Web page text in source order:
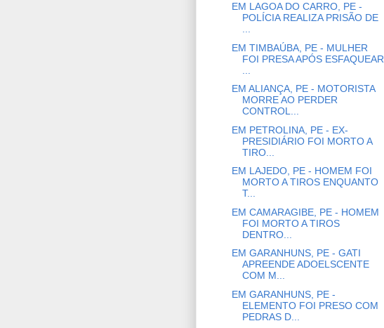
EM LAGOA DO CARRO, PE -
POLÍCIA REALIZA PRISÃO DE
...
EM TIMBAÚBA, PE - MULHER
FOI PRESA APÓS ESFAQUEAR
EM ALIANÇA, PE - MOTORISTA
MORRE AO PERDER
CONTROL...
EM PETROLINA, PE - EX-
PRESIDIÁRIO FOI MORTO A
TIRO...
EM LAJEDO, PE - HOMEM FOI
MORTO A TIROS ENQUANTO
T...
EM CAMARAGIBE, PE - HOMEM
FOI MORTO A TIROS
DENTRO...
EM GARANHUNS, PE - GATI
APREENDE ADOELSCENTE
COM M...
EM GARANHUNS, PE -
ELEMENTO FOI PRESO COM
PEDRAS D...